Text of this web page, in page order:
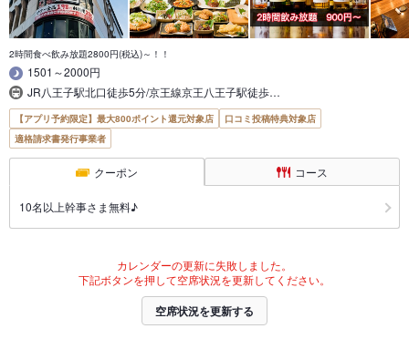
2時間食べ飲み放題2800円(税込)～！！
1501～2000円
JR八王子駅北口徒歩5分/京王線京王八王子駅徒歩…
【アプリ予約限定】最大800ポイント還元対象店
口コミ投稿特典対象店
適格請求書発行事業者
クーポン コース
10名以上幹事さま無料♪
カレンダーの更新に失敗しました。
下記ボタンを押して空席状況を更新してください。
空席状況を更新する